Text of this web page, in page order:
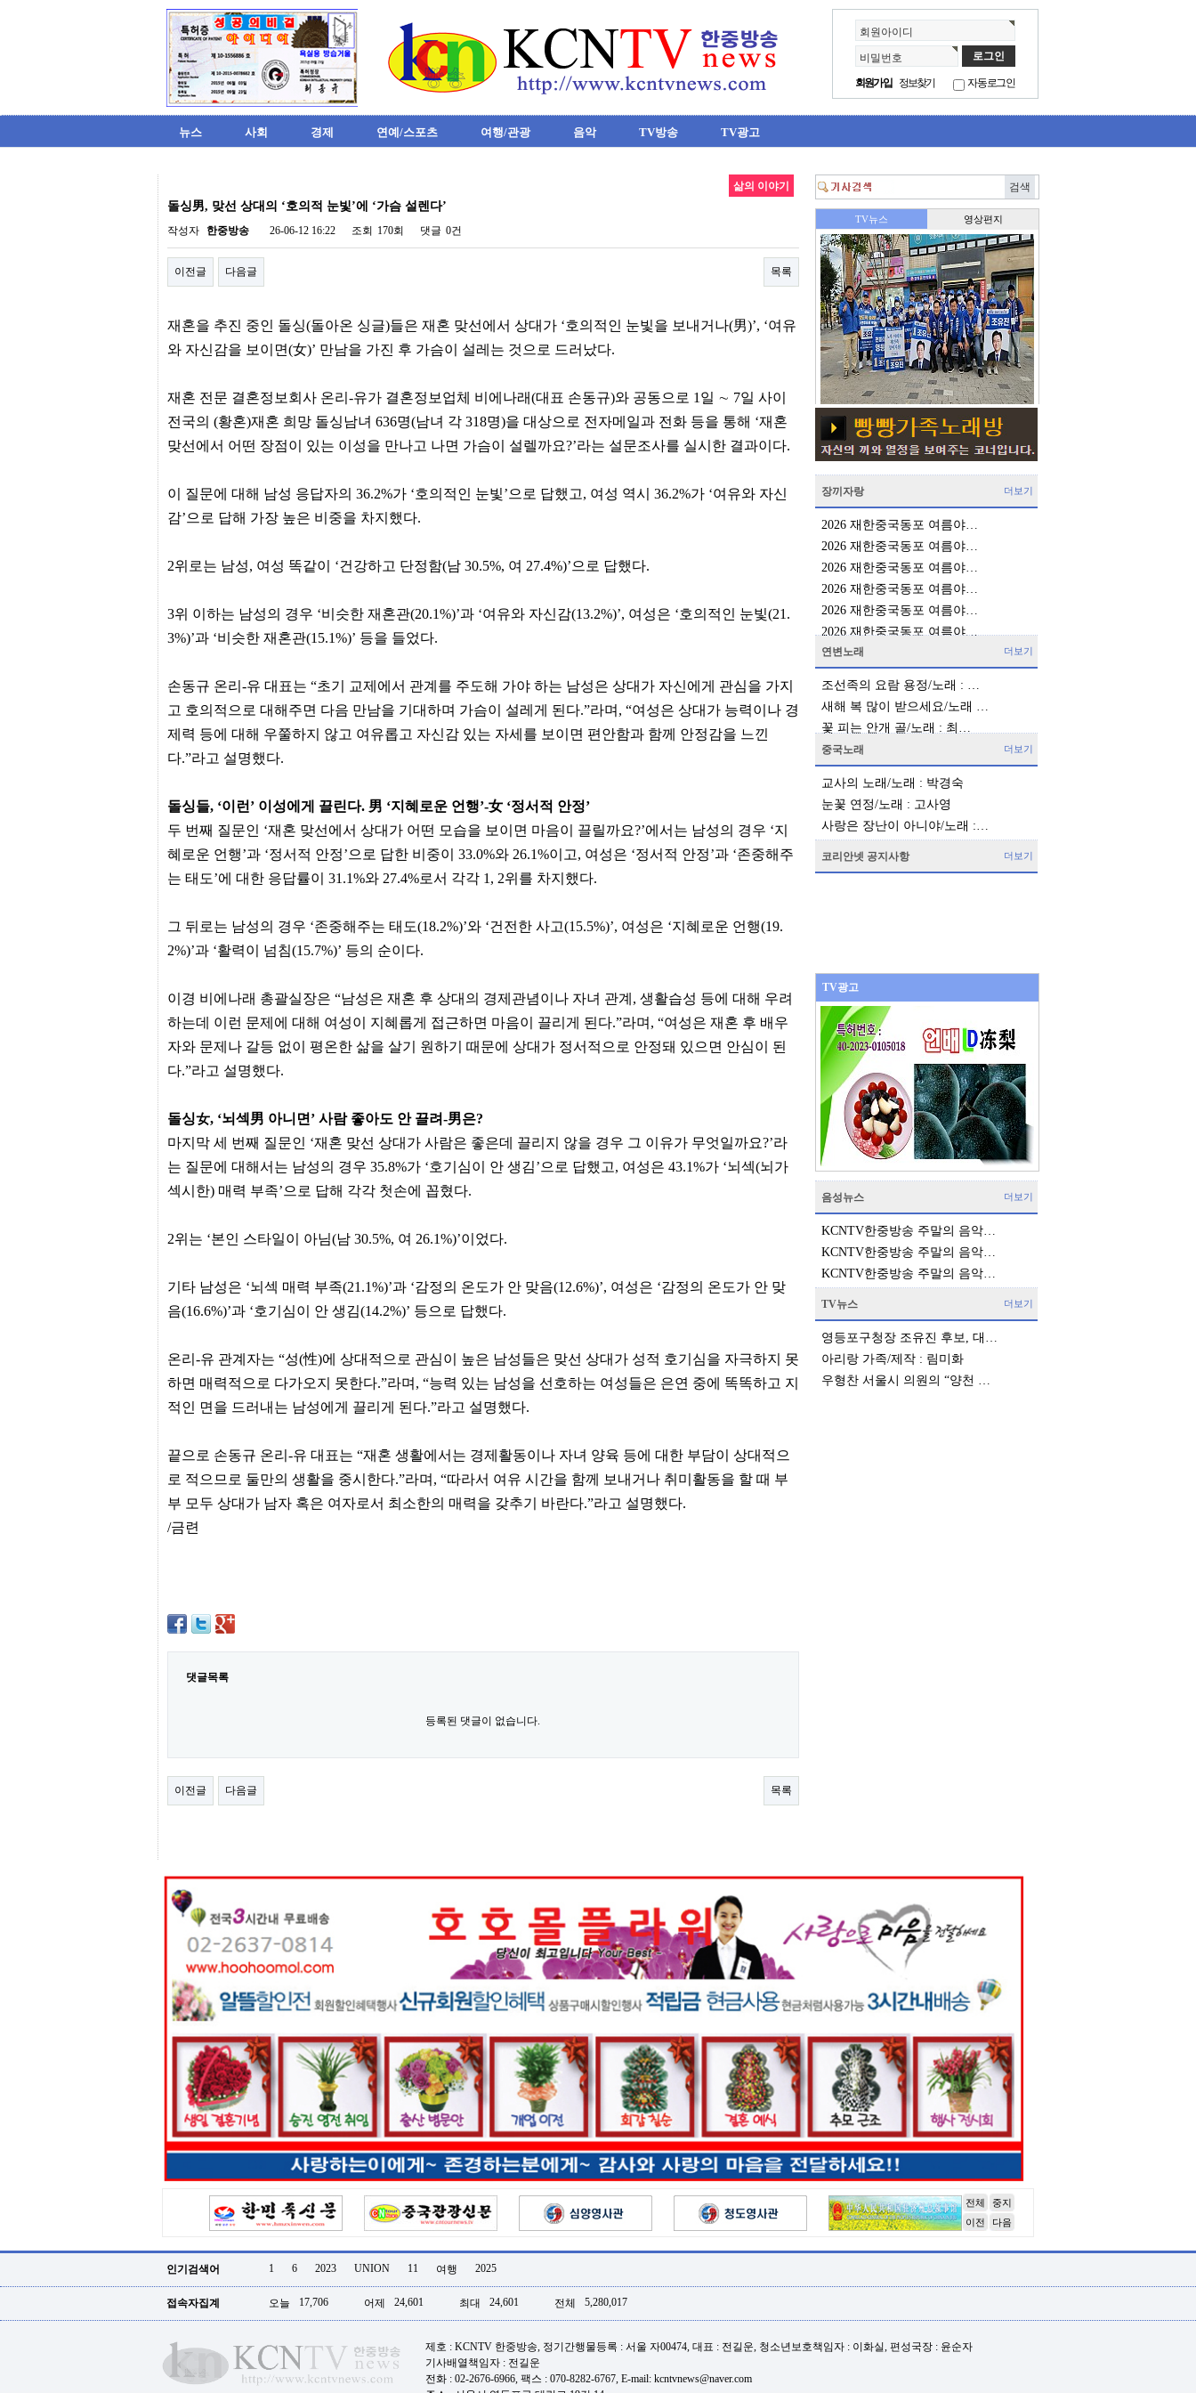
회원아이디
비밀번호
회원가입
정보찾기 자동로그인
뉴스 사회 경제 연예/스포츠 여행/관광 음악 TV방송 TV광고
탑-
시
리
스
구
미
프
진
미
진
약
국
중
절
토
이
트
비
아
몰
웹
토
끼
간
료
채
팅
24
대
밍
갱
통
영
남
출
안
마
아
주
돔
럽
리
건
강
아
e
뉴
비
아
365
강
직
24
시
간
대
18
모
아
릴
리
지
입
돔
클
DOMCLUB.top
휴
사
이
트
끼
대
출
삶의 이야기
돌싱男, 맞선 상대의 ‘호의적 눈빛’에 ‘가슴 설렌다’
작성자 한중방송 26-06-12 16:22 조회 170회 댓글 0건
이전글 다음글 목록
재혼을 추진 중인 돌싱(돌아온 싱글)들은 재혼 맞선에서 상대가 ‘호의적인 눈빛을 보내거나(男)’, ‘여유
와 자신감을 보이면(女)’ 만남을 가진 후 가슴이 설레는 것으로 드러났다.
재혼 전문 결혼정보회사 온리-유가 결혼정보업체 비에나래(대표 손동규)와 공동으로 1일 ∼ 7일 사이
전국의 (황혼)재혼 희망 돌싱남녀 636명(남녀 각 318명)을 대상으로 전자메일과 전화 등을 통해 ‘재혼
맞선에서 어떤 장점이 있는 이성을 만나고 나면 가슴이 설렐까요?’라는 설문조사를 실시한 결과이다.
이 질문에 대해 남성 응답자의 36.2%가 ‘호의적인 눈빛’으로 답했고, 여성 역시 36.2%가 ‘여유와 자신
감’으로 답해 가장 높은 비중을 차지했다.
2위로는 남성, 여성 똑같이 ‘건강하고 단정함(남 30.5%, 여 27.4%)’으로 답했다.
3위 이하는 남성의 경우 ‘비슷한 재혼관(20.1%)’과 ‘여유와 자신감(13.2%)’, 여성은 ‘호의적인 눈빛(21.
3%)’과 ‘비슷한 재혼관(15.1%)’ 등을 들었다.
손동규 온리-유 대표는 “초기 교제에서 관계를 주도해 가야 하는 남성은 상대가 자신에게 관심을 가지
고 호의적으로 대해주면 다음 만남을 기대하며 가슴이 설레게 된다.”라며, “여성은 상대가 능력이나 경
제력 등에 대해 우쭐하지 않고 여유롭고 자신감 있는 자세를 보이면 편안함과 함께 안정감을 느낀
다.”라고 설명했다.
돌싱들, ‘이런’ 이성에게 끌린다. 男 ‘지혜로운 언행’-女 ‘정서적 안정’
두 번째 질문인 ‘재혼 맞선에서 상대가 어떤 모습을 보이면 마음이 끌릴까요?’에서는 남성의 경우 ‘지
혜로운 언행’과 ‘정서적 안정’으로 답한 비중이 33.0%와 26.1%이고, 여성은 ‘정서적 안정’과 ‘존중해주
는 태도’에 대한 응답률이 31.1%와 27.4%로서 각각 1, 2위를 차지했다.
그 뒤로는 남성의 경우 ‘존중해주는 태도(18.2%)’와 ‘건전한 사고(15.5%)’, 여성은 ‘지혜로운 언행(19.
2%)’과 ‘활력이 넘침(15.7%)’ 등의 순이다.
이경 비에나래 총괄실장은 “남성은 재혼 후 상대의 경제관념이나 자녀 관계, 생활습성 등에 대해 우려
하는데 이런 문제에 대해 여성이 지혜롭게 접근하면 마음이 끌리게 된다.”라며, “여성은 재혼 후 배우
자와 문제나 갈등 없이 평온한 삶을 살기 원하기 때문에 상대가 정서적으로 안정돼 있으면 안심이 된
다.”라고 설명했다.
돌싱女, ‘뇌섹男 아니면’ 사람 좋아도 안 끌려-男은?
마지막 세 번째 질문인 ‘재혼 맞선 상대가 사람은 좋은데 끌리지 않을 경우 그 이유가 무엇일까요?’라
는 질문에 대해서는 남성의 경우 35.8%가 ‘호기심이 안 생김’으로 답했고, 여성은 43.1%가 ‘뇌섹(뇌가
섹시한) 매력 부족’으로 답해 각각 첫손에 꼽혔다.
2위는 ‘본인 스타일이 아님(남 30.5%, 여 26.1%)’이었다.
기타 남성은 ‘뇌섹 매력 부족(21.1%)’과 ‘감정의 온도가 안 맞음(12.6%)’, 여성은 ‘감정의 온도가 안 맞
음(16.6%)’과 ‘호기심이 안 생김(14.2%)’ 등으로 답했다.
온리-유 관계자는 “성(性)에 상대적으로 관심이 높은 남성들은 맞선 상대가 성적 호기심을 자극하지 못
하면 매력적으로 다가오지 못한다.”라며, “능력 있는 남성을 선호하는 여성들은 은연 중에 똑똑하고 지
적인 면을 드러내는 남성에게 끌리게 된다.”라고 설명했다.
끝으로 손동규 온리-유 대표는 “재혼 생활에서는 경제활동이나 자녀 양육 등에 대한 부담이 상대적으
로 적으므로 둘만의 생활을 중시한다.”라며, “따라서 여유 시간을 함께 보내거나 취미활동을 할 때 부
부 모두 상대가 남자 혹은 여자로서 최소한의 매력을 갖추기 바란다.”라고 설명했다.
/금련
댓글목록
등록된 댓글이 없습니다.
이전글 다음글 목록
장끼자랑
2026 재한중국동포 여름야…
2026 재한중국동포 여름야…
2026 재한중국동포 여름야…
2026 재한중국동포 여름야…
2026 재한중국동포 여름야…
2026 재한중국동포 여름야…
더보기
연변노래
조선족의 요람 용정/노래 : …
새해 복 많이 받으세요/노래 …
꽃 피는 안개 골/노래 : 최…
더보기
중국노래
교사의 노래/노래 : 박경숙
눈꽃 연정/노래 : 고사영
사랑은 장난이 아니야/노래 :…
더보기
코리안넷 공지사항 더보기
TV광고
음성뉴스
KCNTV한중방송 주말의 음악…
KCNTV한중방송 주말의 음악…
KCNTV한중방송 주말의 음악…
더보기
TV뉴스
영등포구청장 조유진 후보, 대…
아리랑 가족/제작 : 림미화
우형찬 서울시 의원의 “양천 …
더보기
전체
중지
이전
다음
인기검색어 1 6 2023 UNION 11 여행 2025
접속자집계 오늘 17,706 어제 24,601 최대 24,601 전체 5,280,017
제호 : KCNTV 한중방송, 정기간행물등록 : 서울 자00474, 대표 : 전길운, 청소년보호책임자 : 이화실, 편성국장 : 윤순자
기사배열책임자 : 전길운
전화 : 02-2676-6966, 팩스 : 070-8282-6767, E-mail: kcntvnews@naver.com